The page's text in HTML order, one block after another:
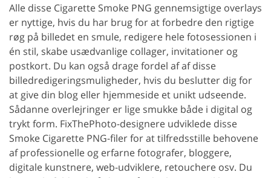
Alle disse Cigarette Smoke PNG gennemsigtige overlays
er nyttige, hvis du har brug for at forbedre den rigtige
røg på billedet en smule, redigere hele fotosessionen i
én stil, skabe usædvanlige collager, invitationer og
postkort. Du kan også drage fordel af af disse
billedredigeringsmuligheder, hvis du beslutter dig for
at give din blog eller hjemmeside et unikt udseende.
Sådanne overlejringer er lige smukke både i digital og
trykt form. FixThePhoto-designere udviklede disse
Smoke Cigarette PNG-filer for at tilfredsstille behovene
af professionelle og erfarne fotografer, bloggere,
digitale kunstnere, web-udviklere, retouchere osv. Du